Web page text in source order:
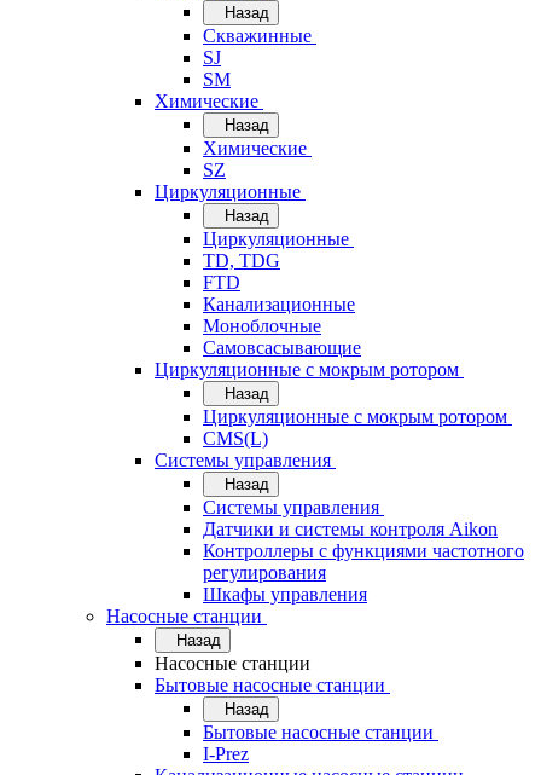
Назад
Скважинные
SJ
SM
Химические
Назад
Химические
SZ
Циркуляционные
Назад
Циркуляционные
TD, TDG
FTD
Канализационные
Моноблочные
Самовсасывающие
Циркуляционные с мокрым ротором
Назад
Циркуляционные с мокрым ротором
CMS(L)
Системы управления
Назад
Системы управления
Датчики и системы контроля Aikon
Контроллеры с функциями частотного
регулирования
Шкафы управления
Насосные станции
Назад
Насосные станции
Бытовые насосные станции
Назад
Бытовые насосные станции
I-Prez